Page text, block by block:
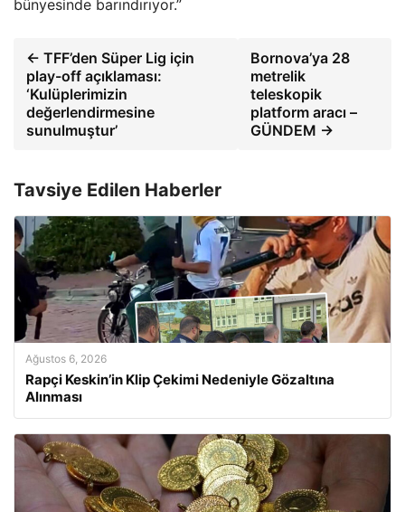
bünyesinde barındırıyor.”
← TFF’den Süper Lig için
play-off açıklaması:
‘Kulüplerimizin
değerlendirmesine
sunulmuştur’
Bornova’ya 28
metrelik
teleskopik
platform aracı –
GÜNDEM →
Tavsiye Edilen Haberler
Ağustos 6, 2026
Rapçi Keskin’in Klip Çekimi Nedeniyle Gözaltına
Alınması